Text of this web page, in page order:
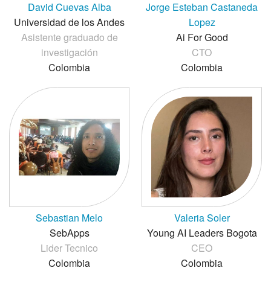
David Cuevas Alba
Universidad de los Andes
Asistente graduado de
investigación
Colombia
Jorge Esteban Castaneda
Lopez
Ai For Good
CTO
Colombia
Sebastian Melo
SebApps
Lider Tecnico
Colombia
Valeria Soler
Young AI Leaders Bogota
CEO
Colombia